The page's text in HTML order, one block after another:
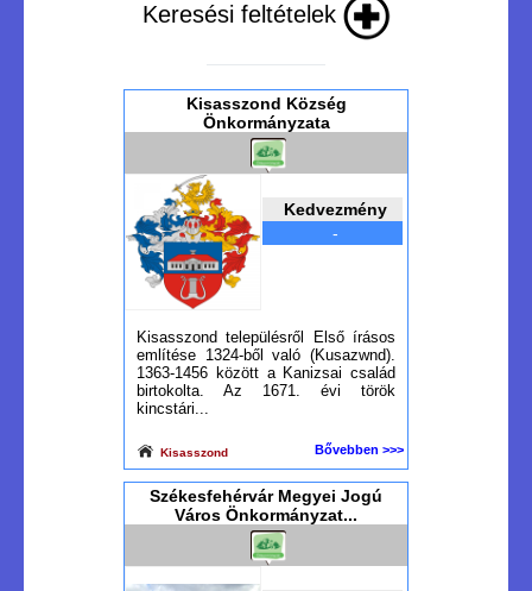
Keresési feltételek
Kisasszond Község
Önkormányzata
Kedvezmény
-
Kisasszond településről Első írásos
említése 1324-ből való (Kusazwnd).
1363-1456 között a Kanizsai család
birtokolta. Az 1671. évi török
kincstári...
Kisasszond Bővebben >>>
Székesfehérvár Megyei Jogú
Város Önkormányzat...